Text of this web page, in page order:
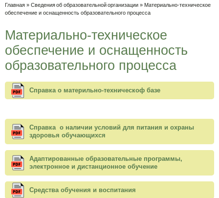
Вы здесь
Главная » Сведения об образовательной организации » Материально-техническое
обеспечение и оснащенность образовательного процесса
Материально-техническое
обеспечение и оснащенность
образовательного процесса
Справка о материльно-техническоф базе
Справка о наличии условий для питания и охраны
здоровья обучающихся
Адаптированные образовательные программы,
электронное и дистанционное обучение
Средства обучения и воспитания